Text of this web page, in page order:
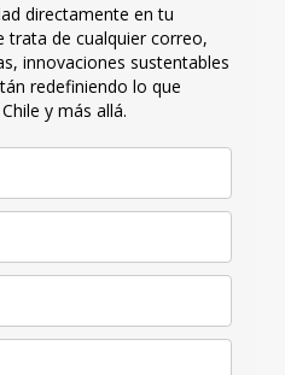
directamente en tu
trata de cualquier correo,
innovaciones sustentables
redefiniendo lo que
y más allá.